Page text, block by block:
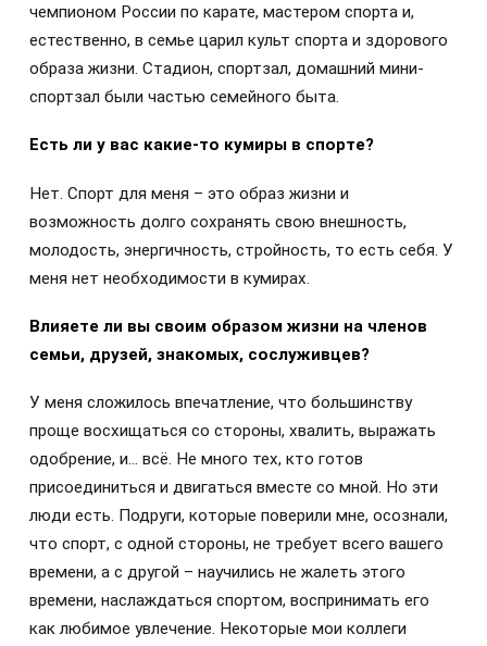
чемпионом России по карате, мастером спорта и,
естественно, в семье царил культ спорта и здорового
образа жизни. Стадион, спортзал, домашний мини-
спортзал были частью семейного быта.
Есть ли у вас какие-то кумиры в спорте?
Нет. Спорт для меня – это образ жизни и
возможность долго сохранять свою внешность,
молодость, энергичность, стройность, то есть себя. У
меня нет необходимости в кумирах.
Влияете ли вы своим образом жизни на членов
семьи, друзей, знакомых, сослуживцев?
У меня сложилось впечатление, что большинству
проще восхищаться со стороны, хвалить, выражать
одобрение, и… всё. Не много тех, кто готов
присоединиться и двигаться вместе со мной. Но эти
люди есть. Подруги, которые поверили мне, осознали,
что спорт, с одной стороны, не требует всего вашего
времени, а с другой – научились не жалеть этого
времени, наслаждаться спортом, воспринимать его
как любимое увлечение. Некоторые мои коллеги